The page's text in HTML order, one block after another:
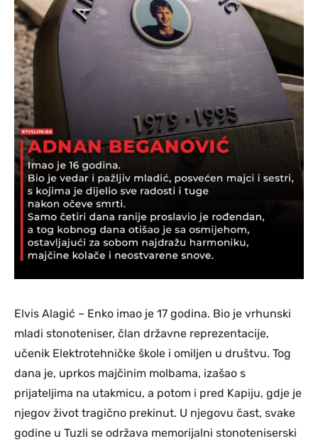
Elvis Alagić – Enko imao je 17 godina. Bio je vrhunski
mladi stonoteniser, član državne reprezentacije,
učenik Elektrotehničke škole i omiljen u društvu. Tog
dana je, uprkos majčinim molbama, izašao s
prijateljima na utakmicu, a potom i pred Kapiju, gdje je
njegov život tragično prekinut. U njegovu čast, svake
godine u Tuzli se održava memorijalni stonoteniserski